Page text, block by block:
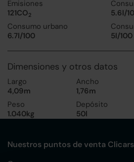
Emisiones
121CO2
5.6l/
Consumo urbano
6.7l/100
5l/100
Dimensiones y otros datos
Largo
4,09m
Ancho
1,76m
Peso
1.040kg
Depósito
50l
Nuestros puntos de venta